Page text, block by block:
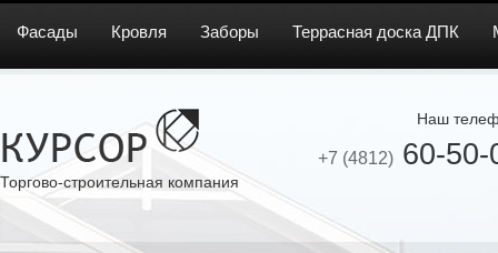
Фасады Кровля Заборы Террасная доска ДПК
Торгово-строительная компания
Наш
+7 (4812) 60-50-